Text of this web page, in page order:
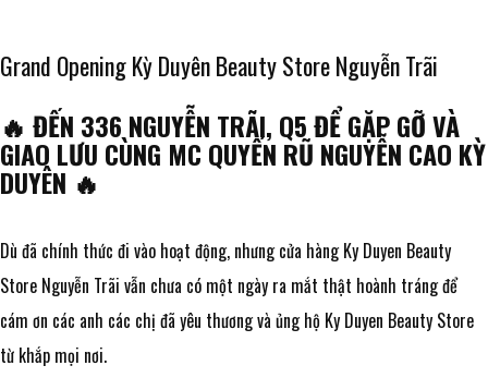
Grand Opening Kỳ Duyên Beauty Store Nguyễn Trãi
🔥 ĐẾN 336 NGUYỄN TRÃI, Q5 ĐỂ GẶP GỠ VÀ
GIAO LƯU CÙNG MC QUYẾN RŨ NGUYỄN CAO KỲ
DUYÊN 🔥
Dù đã chính thức đi vào hoạt động, nhưng cửa hàng Ky Duyen Beauty
Store Nguyễn Trãi vẫn chưa có một ngày ra mắt thật hoành tráng để
cám ơn các anh các chị đã yêu thương và ủng hộ Ky Duyen Beauty Store
từ khắp mọi nơi.